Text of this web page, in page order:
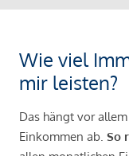
Wie viel
mir leisten?
Das hängt vor
Einkommen ab. So